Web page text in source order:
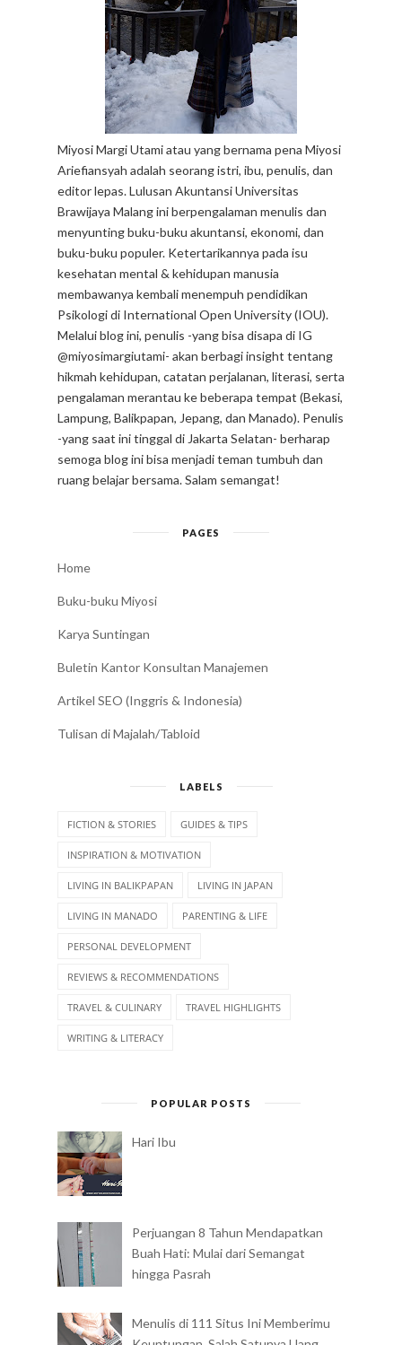
Miyosi Margi Utami atau yang bernama pena Miyosi
Ariefiansyah adalah seorang istri, ibu, penulis, dan
editor lepas. Lulusan Akuntansi Universitas
Brawijaya Malang ini berpengalaman menulis dan
menyunting buku-buku akuntansi, ekonomi, dan
buku-buku populer. Ketertarikannya pada isu
kesehatan mental & kehidupan manusia
membawanya kembali menempuh pendidikan
Psikologi di International Open University (IOU).
Melalui blog ini, penulis -yang bisa disapa di IG
@miyosimargiutami- akan berbagi insight tentang
hikmah kehidupan, catatan perjalanan, literasi, serta
pengalaman merantau ke beberapa tempat (Bekasi,
Lampung, Balikpapan, Jepang, dan Manado). Penulis
-yang saat ini tinggal di Jakarta Selatan- berharap
semoga blog ini bisa menjadi teman tumbuh dan
ruang belajar bersama. Salam semangat!
PAGES
Home
Buku-buku Miyosi
Karya Suntingan
Buletin Kantor Konsultan Manajemen
Artikel SEO (Inggris & Indonesia)
Tulisan di Majalah/Tabloid
LABELS
FICTION & STORIES GUIDES & TIPS
INSPIRATION & MOTIVATION
LIVING IN BALIKPAPAN LIVING IN JAPAN
LIVING IN MANADO PARENTING & LIFE
PERSONAL DEVELOPMENT
REVIEWS & RECOMMENDATIONS
TRAVEL & CULINARY TRAVEL HIGHLIGHTS
WRITING & LITERACY
POPULAR POSTS
Hari Ibu
Perjuangan 8 Tahun Mendapatkan
Buah Hati: Mulai dari Semangat
hingga Pasrah
Menulis di 111 Situs Ini Memberimu